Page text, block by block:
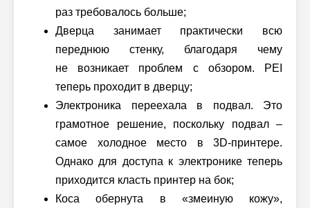
раз требовалось больше;
Дверца занимает практически всю
переднюю стенку, благодаря чему
не возникает проблем с обзором. PEI
теперь проходит в дверцу;
Электроника переехала в подвал. Это
грамотное решение, поскольку подвал –
самое холодное место в 3D-принтере.
Однако для доступа к электронике теперь
приходится класть принтер на бок;
Коса обернута в «змеиную кожу»,